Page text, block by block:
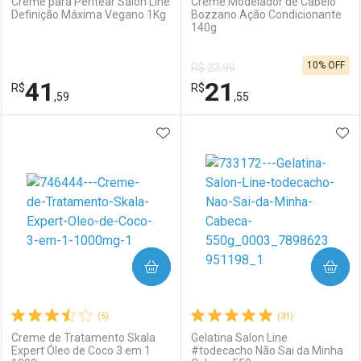
Comprar sem Desconto
Por R$ 39,99/cada
Por R$ 39,99/cada
Ativar Desconto
Comprar sem Desconto
Por R$ 38,99/cada
Comprar sem Desconto
Por R$ 38,99/cada
Definição Máxima Vegano 1Kg
R$41 ,59
Laboratório
Por Menos
Bozzano Ação Condicionante
140g
R$ 23,99
R$21 ,55
10% OFF
Laboratório
Por Menos
(5)
Creme de Tratamento Skala
Expert Óleo de Coco 3 em 1
ADICIONAR AOS FAVORITOS
COMPRAR
(31)
Gelatina Salon Line
#todecacho Não Sai da Minha
COMPRAR